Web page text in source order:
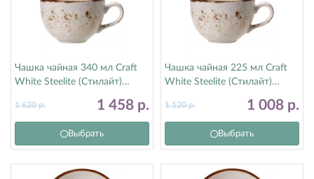
Чашка чайная 340 мл Craft
White Steelite (Стилайт)
1 458 р.
1 620р.
Выбрать
Чашка чайная 225 мл Craft
White Steelite (Стилайт)
1 008 р.
1 120р.
Выбрать